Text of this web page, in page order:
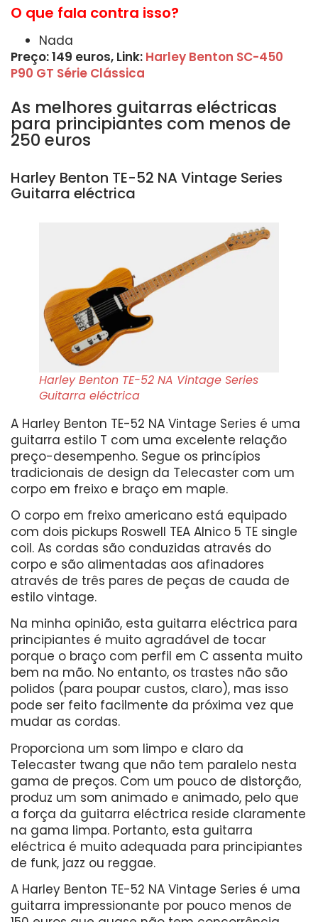
O que fala contra isso?
Nada
Preço: 149 euros, Link: Harley Benton SC-450
P90 GT Série Clássica
As melhores guitarras eléctricas
para principiantes com menos de
250 euros
Harley Benton TE-52 NA Vintage Series
Guitarra eléctrica
Harley Benton TE-52 NA Vintage Series
Guitarra eléctrica
A Harley Benton TE-52 NA Vintage Series é uma
guitarra estilo T com uma excelente relação
preço-desempenho. Segue os princípios
tradicionais de design da Telecaster com um
corpo em freixo e braço em maple.
O corpo em freixo americano está equipado
com dois pickups Roswell TEA Alnico 5 TE single
coil. As cordas são conduzidas através do
corpo e são alimentadas aos afinadores
através de três pares de peças de cauda de
estilo vintage.
Na minha opinião, esta guitarra eléctrica para
principiantes é muito agradável de tocar
porque o braço com perfil em C assenta muito
bem na mão. No entanto, os trastes não são
polidos (para poupar custos, claro), mas isso
pode ser feito facilmente da próxima vez que
mudar as cordas.
Proporciona um som limpo e claro da
Telecaster twang que não tem paralelo nesta
gama de preços. Com um pouco de distorção,
produz um som animado e animado, pelo que
a força da guitarra eléctrica reside claramente
na gama limpa. Portanto, esta guitarra
eléctrica é muito adequada para principiantes
de funk, jazz ou reggae.
A Harley Benton TE-52 NA Vintage Series é uma
guitarra impressionante por pouco menos de